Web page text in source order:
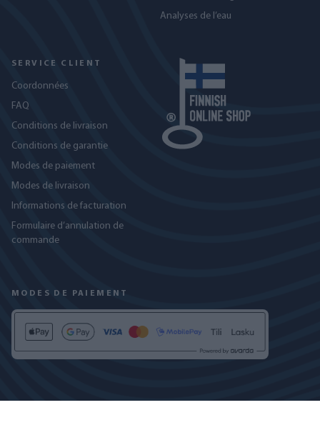
Analyses de l’eau
SERVICE CLIENT
Coordonnées
FAQ
Conditions de livraison
Conditions de garantie
Modes de paiement
Modes de livraison
Informations de facturation
Formulaire d’annulation de
commande
MODES DE PAIEMENT